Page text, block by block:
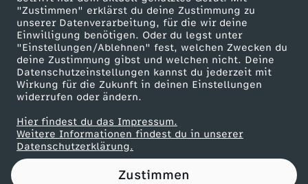
"Zustimmen" erklärst du deine Zustimmung zu
unserer Datenverarbeitung, für die wir deine
Einwilligung benötigen. Oder du legst unter
"Einstellungen/Ablehnen" fest, welchen Zwecken du
deine Zustimmung gibst und welchen nicht. Deine
Datenschutzeinstellungen kannst du jederzeit mit
Wirkung für die Zukunft in deinen Einstellungen
widerrufen oder ändern.
Hier findest du das Impressum.
Weitere Informationen findest du in unserer
Datenschutzerklärung.
Zustimmen
s
t
e
F
a
Werbefernsehen
Mainzelmännchen
Partner